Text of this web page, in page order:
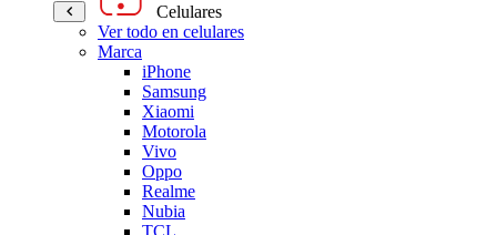
Celulares
Ver todo en celulares
Marca
iPhone
Samsung
Xiaomi
Motorola
Vivo
Oppo
Realme
Nubia
TCL